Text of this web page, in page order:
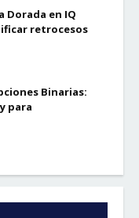
Dorada en IQ
retrocesos
Binarias:
para